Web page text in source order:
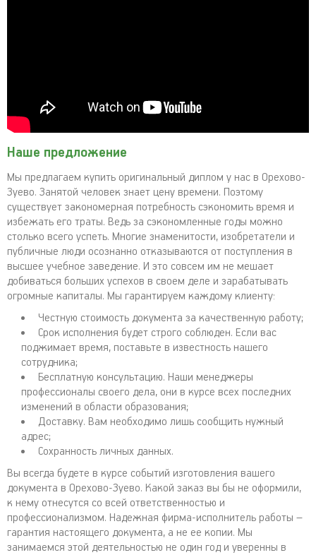
Наше предложение
Мы предлагаем купить оригинальный диплом у нас в Орехово-
Зуево. Занятой человек знает цену времени. Поэтому
существует закономерная потребность сэкономить время и
избежать его траты. Ведь за сэкономленные годы можно
столько всего успеть. Многие знаменитости, изобретатели и
публичные люди осознанно отказываются от поступления в
высшее учебное заведение. И это совсем им не мешает
добиваться больших успехов в своем деле и зарабатывать
огромные капиталы. Мы гарантируем каждому клиенту:
Честную стоимость документа за качественную работу;
Срок исполнения будет строго соблюден. Если вас
поджимает время, поставьте в известность нашего
сотрудника;
Бесплатную консультацию. Наши менеджеры
профессионалы своего дела, они в курсе всех последних
изменений в области образования;
Доставку. Вам необходимо лишь сообщить нужный
адрес;
Сохранность личных данных.
Вы всегда будете в курсе событий изготовления вашего
документа в Орехово-Зуево. Какой заказ вы бы не оформили,
к нему отнесутся со всей ответственностью и
профессионализмом. Надежная фирма-исполнитель работы –
гарантия настоящего документа, а не ее копии. Мы
занимаемся этой деятельностью не один год и уверенны в